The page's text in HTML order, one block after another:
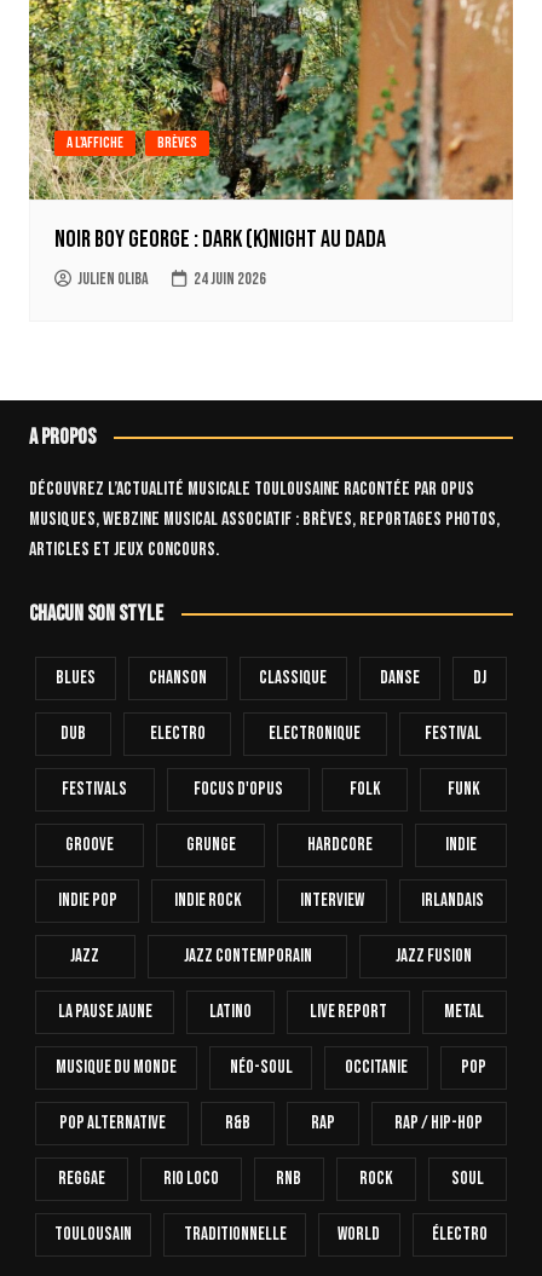
A l'affiche Brèves
Noir Boy George : Dark (k)Night au Dada
Julien Oliba 24 juin 2026
A propos
Découvrez l’actualité musicale toulousaine racontée par OPUS
Musiques, webzine musical associatif : brèves, reportages photos,
articles et jeux concours.
Chacun son style
Blues Chanson Classique Danse Dj
Dub Electro Electronique FESTIVAL
Festivals Focus D'Opus Folk Funk
Groove Grunge Hardcore INDIE
Indie Pop Indie Rock Interview Irlandais
Jazz Jazz Contemporain Jazz Fusion
La Pause Jaune Latino Live Report Metal
Musique Du Monde Néo-Soul Occitanie Pop
Pop Alternative R&B Rap Rap / Hip-Hop
Reggae Rio Loco RnB Rock Soul
Toulousain Traditionnelle World Électro